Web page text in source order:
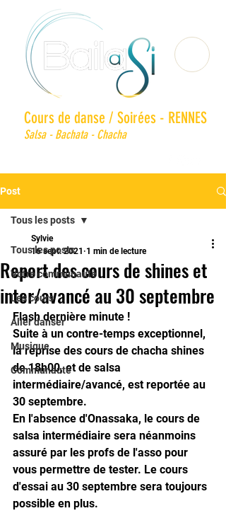
Cours de danse / Soirées - RENNES
Salsa - Bachata - Chacha
Post
Tous les posts
Votre communauté
Les cours
Aller danser
Musique
Communauté
Tous les posts
Report des cours de shines et
inter/avancé au 30 septembre
Sylvie
16 sept. 2021 1 min de lecture
Flash dernière minute !
Suite à un contre-temps exceptionnel,
la reprise des cours de chacha shines
de 18h00, et de salsa
intermédiaire/avancé, est reportée au
30 septembre.
En l'absence d'Onassaka, le cours de
salsa intermédiaire sera néanmoins
assuré par les profs de l'asso pour
vous permettre de tester. Le cours
d'essai au 30 septembre sera toujours
possible en plus.